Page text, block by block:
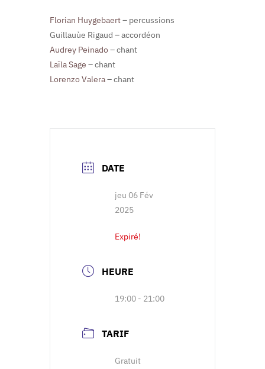
Florian Huygebaert– percussions
Guillauùe Rigaud – accordéon
Audrey Peinado– chant
Laïla Sage – chant
Lorenzo Valera– chant
DATE
jeu 06 Fév
2025
Expiré!
HEURE
19:00 - 21:00
TARIF
Gratuit